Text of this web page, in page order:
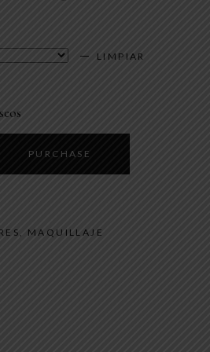
LIMPIAR
PURCHASE
, MAQUILLAJE